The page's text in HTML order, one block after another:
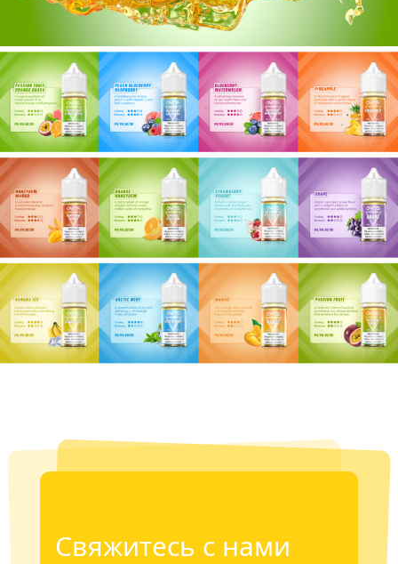
Свяжитесь с нами